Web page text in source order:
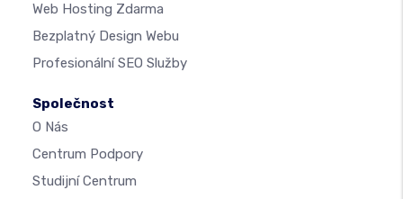
Web Hosting Zdarma
Bezplatný Design Webu
Profesionální SEO Služby
Společnost
O Nás
Centrum Podpory
Studijní Centrum